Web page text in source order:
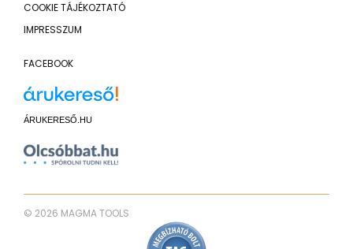
COOKIE TÁJÉKOZTATÓ
IMPRESSZUM
FACEBOOK
ÁRUKERESŐ.HU
© 2026 MAGMA TOOLS